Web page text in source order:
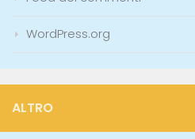
WordPress.org
ALTRO